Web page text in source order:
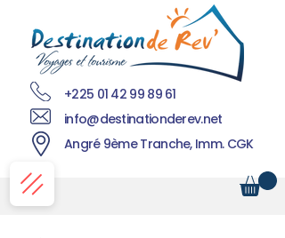
+225 01 42 99 89 61
info@destinationderev.net
Angré 9ème Tranche, Imm. CGK